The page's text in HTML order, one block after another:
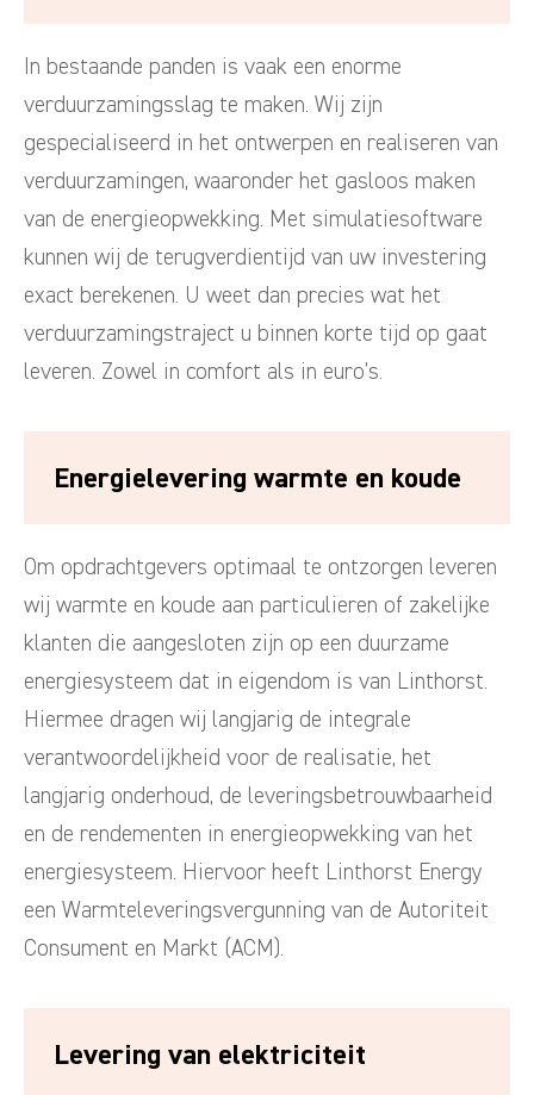
In bestaande panden is vaak een enorme
verduurzamingsslag te maken. Wij zijn
gespecialiseerd in het ontwerpen en realiseren van
verduurzamingen, waaronder het gasloos maken
van de energieopwekking. Met simulatiesoftware
kunnen wij de terugverdientijd van uw investering
exact berekenen. U weet dan precies wat het
verduurzamingstraject u binnen korte tijd op gaat
leveren. Zowel in comfort als in euro’s.
Energielevering warmte en koude
Om opdrachtgevers optimaal te ontzorgen leveren
wij warmte en koude aan particulieren of zakelijke
klanten die aangesloten zijn op een duurzame
energiesysteem dat in eigendom is van Linthorst.
Hiermee dragen wij langjarig de integrale
verantwoordelijkheid voor de realisatie, het
langjarig onderhoud, de leveringsbetrouwbaarheid
en de rendementen in energieopwekking van het
energiesysteem. Hiervoor heeft Linthorst Energy
een Warmteleveringsvergunning van de Autoriteit
Consument en Markt (ACM).
Levering van elektriciteit